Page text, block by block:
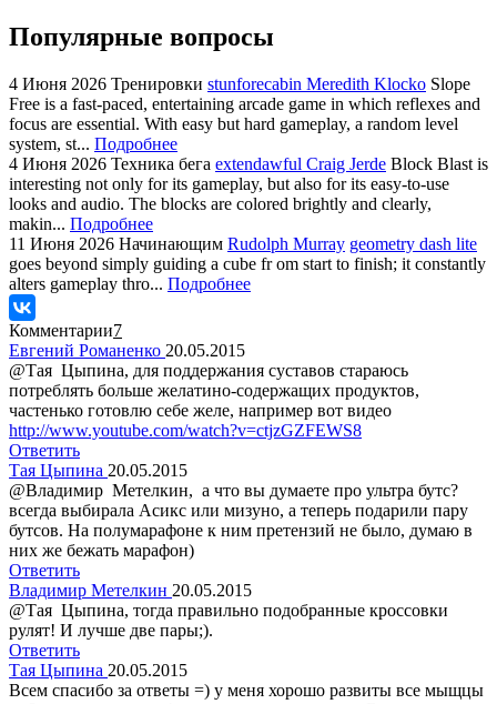
Популярные вопросы
4 Июня 2026 Тренировки stunforecabin Meredith Klocko Slope
Free is a fast-paced, entertaining arcade game in which reflexes and
focus are essential. With easy but hard gameplay, a random level
system, st... Подробнее
4 Июня 2026 Техника бега extendawful Craig Jerde Block Blast is
interesting not only for its gameplay, but also for its easy-to-use
looks and audio. The blocks are colored brightly and clearly,
makin... Подробнее
11 Июня 2026 Начинающим Rudolph Murray geometry dash lite
goes beyond simply guiding a cube fr om start to finish; it constantly
alters gameplay thro... Подробнее
Комментарии7
Евгений Романенко 20.05.2015
@Тая Цыпинa, для поддержания суставов стараюсь
потреблять больше желатино-содержащих продуктов,
частенько готовлю себе желе, например вот видео
http://www.youtube.com/watch?v=ctjzGZFEWS8
Ответить
Тая Цыпинa 20.05.2015
@Владимир Метелкин, а что вы думаете про ультра бутс?
всегда выбирала Асикс или мизуно, а теперь подарили пару
бутсов. На полумарафоне к ним претензий не было, думаю в
них же бежать марафон)
Ответить
Владимир Метелкин 20.05.2015
@Тая Цыпинa, тогда правильно подобранные кроссовки
рулят! И лучше две пары;).
Ответить
Тая Цыпинa 20.05.2015
Всем спасибо за ответы =) у меня хорошо развиты все мыщцы